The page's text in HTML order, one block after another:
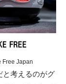
Free Japan
と考えるのがグ